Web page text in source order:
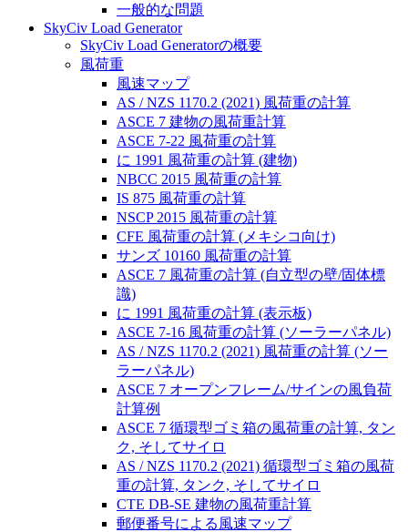
一般的な問題
SkyCiv Load Generator
SkyCiv Load Generatorの概要
風荷重
風速マップ
AS / NZS 1170.2 (2021) 風荷重の計算
ASCE 7 建物の風荷重計算
ASCE 7-22 風荷重の計算
に 1991 風荷重の計算 (建物)
NBCC 2015 風荷重の計算
IS 875 風荷重の計算
NSCP 2015 風荷重の計算
CFE 風荷重の計算 (メキシコ向け)
サンズ 10160 風荷重の計算
ASCE 7 風荷重の計算 (自立型の壁/固体標
識)
に 1991 風荷重の計算 (表示板)
ASCE 7-16 風荷重の計算 (ソーラーパネル)
AS / NZS 1170.2 (2021) 風荷重の計算 (ソー
ラーパネル)
ASCE 7 オープンフレーム/サインの風負荷
計算例
ASCE 7 循環型ゴミ箱の風荷重の計算, タン
ク, そしてサイロ
AS / NZS 1170.2 (2021) 循環型ゴミ箱の風荷
重の計算, タンク, そしてサイロ
CTE DB-SE 建物の風荷重計算
郵便番号による風速マップ